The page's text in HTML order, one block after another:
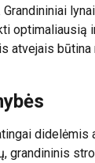
optimaliausią
atvejais
didelėmis
grandininis